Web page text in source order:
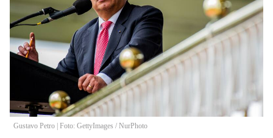
Gustavo Petro | Foto: GettyImages / NurPhoto